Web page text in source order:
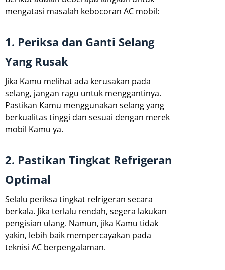
mengatasi masalah kebocoran AC mobil:
1. Periksa dan Ganti Selang
Yang Rusak
Jika Kamu melihat ada kerusakan pada
selang, jangan ragu untuk menggantinya.
Pastikan Kamu menggunakan selang yang
berkualitas tinggi dan sesuai dengan merek
mobil Kamu ya.
2. Pastikan Tingkat Refrigeran
Optimal
Selalu periksa tingkat refrigeran secara
berkala. Jika terlalu rendah, segera lakukan
pengisian ulang. Namun, jika Kamu tidak
yakin, lebih baik mempercayakan pada
teknisi AC berpengalaman.